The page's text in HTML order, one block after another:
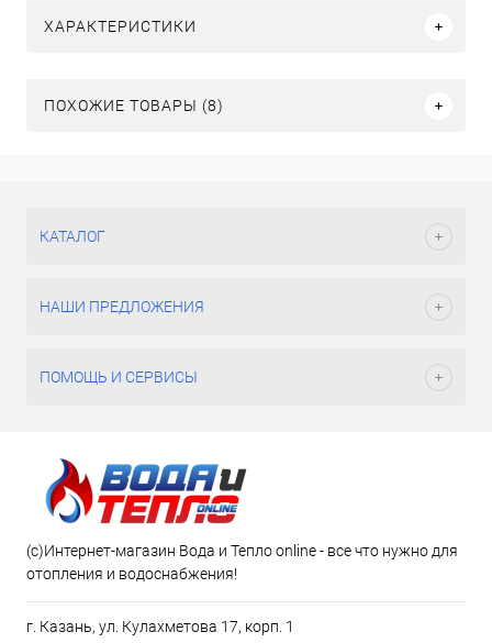
ХАРАКТЕРИСТИКИ
ПОХОЖИЕ ТОВАРЫ (8)
КАТАЛОГ
НАШИ ПРЕДЛОЖЕНИЯ
ПОМОЩЬ И СЕРВИСЫ
(c)Интернет-магазин Вода и Тепло online - все что нужно для
отопления и водоснабжения!
г. Казань, ул. Кулахметова 17, корп. 1